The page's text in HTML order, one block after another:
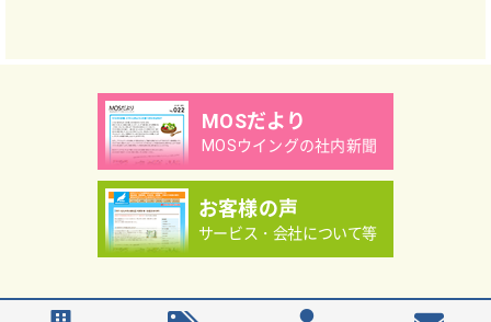
MOSだより
MOSウイングの社内新聞
お客様の声
サービス・会社について等
Copyright（C）MOS WING Co.,Ltd.